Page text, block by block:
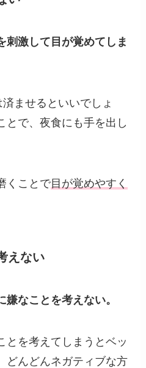
刺激して目が覚めてしま
ませるといいでしょ
とで、夜食にも手を出し
くことで目が覚めやすく
えない
なことを考えない。
とを考えてしまうとベッ
どんどんネガティブな方